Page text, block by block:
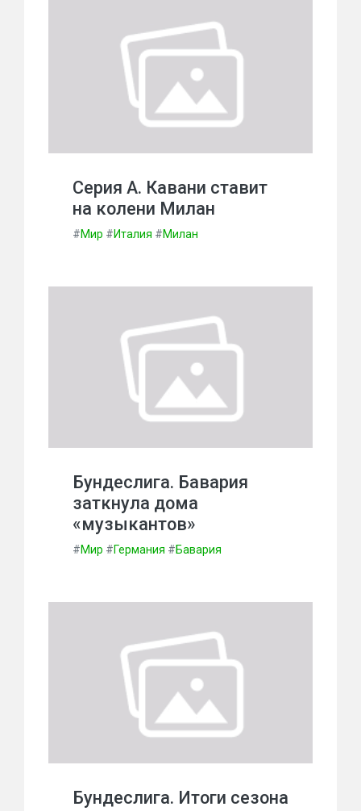
Серия А. Кавани ставит
на колени Милан
#Мир #Италия #Милан
Бундеслига. Бавария
заткнула дома
«музыкантов»
#Мир #Германия #Бавария
Бундеслига. Итоги сезона